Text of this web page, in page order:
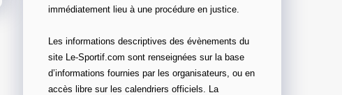
immédiatement lieu à une procédure en justice.
Les informations descriptives des évènements du
site Le-Sportif.com sont renseignées sur la base
d’informations fournies par les organisateurs, ou en
accès libre sur les calendriers officiels. La